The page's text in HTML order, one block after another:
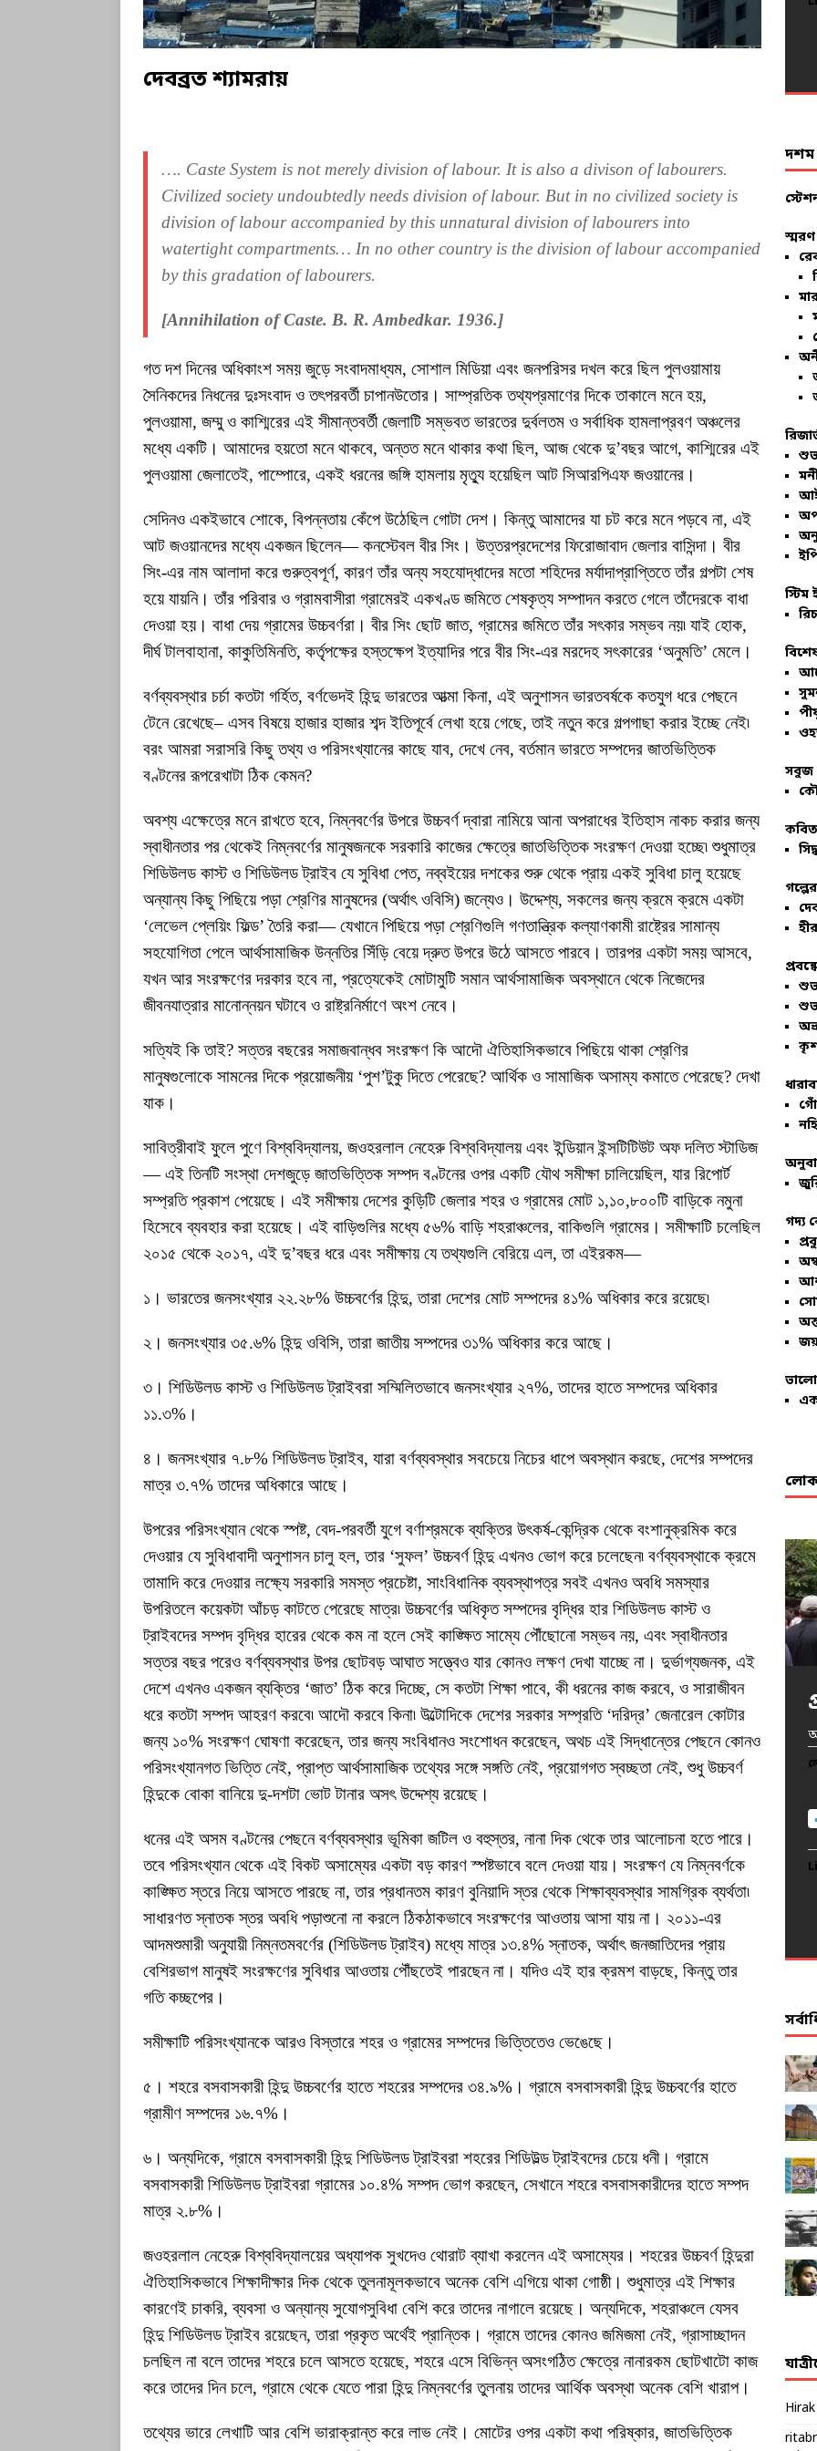
দেবব্রত শ্যামরায়
…. Caste System is not merely division of labour. It is also a divison of labourers.
Civilized society undoubtedly needs division of labour. But in no civilized society is
division of labour accompanied by this unnatural division of labourers into
watertight compartments… In no other country is the division of labour accompanied
by this gradation of labourers.
[Annihilation of Caste. B. R. Ambedkar. 1936.]
গত দশ দিনের অধিকাংশ সময় জুড়ে সংবাদমাধ্যম, সোশাল মিডিয়া এবং জনপরিসর দখল করে ছিল পুলওয়ামায়
সৈনিকদের নিধনের দুঃসংবাদ ও তৎপরবর্তী চাপানউতোর। সাম্প্রতিক তথ্যপ্রমাণের দিকে তাকালে মনে হয়,
পুলওয়ামা, জম্মু ও কাশ্মিরের এই সীমান্তবর্তী জেলাটি সম্ভবত ভারতের দুর্বলতম ও সর্বাধিক হামলাপ্রবণ অঞ্চলের
মধ্যে একটি। আমাদের হয়তো মনে থাকবে, অন্তত মনে থাকার কথা ছিল, আজ থেকে দু’বছর আগে, কাশ্মিরের এই
পুলওয়ামা জেলাতেই, পাম্পোরে, একই ধরনের জঙ্গি হামলায় মৃত্যু হয়েছিল আট সিআরপিএফ জওয়ানের।
সেদিনও একইভাবে শোকে, বিপন্নতায় কেঁপে উঠেছিল গোটা দেশ। কিন্তু আমাদের যা চট করে মনে পড়বে না, এই
আট জওয়ানদের মধ্যে একজন ছিলেন— কনস্টেবল বীর সিং। উত্তরপ্রদেশের ফিরোজাবাদ জেলার বাসিন্দা। বীর
সিং-এর নাম আলাদা করে গুরুত্বপূর্ণ, কারণ তাঁর অন্য সহযোদ্ধাদের মতো শহিদের মর্যাদাপ্রাপ্তিতে তাঁর গল্পটা শেষ
হয়ে যায়নি। তাঁর পরিবার ও গ্রামবাসীরা গ্রামেরই একখণ্ড জমিতে শেষকৃত্য সম্পাদন করতে গেলে তাঁদেরকে বাধা
দেওয়া হয়। বাধা দেয় গ্রামের উচ্চবর্ণরা। বীর সিং ছোট জাত, গ্রামের জমিতে তাঁর সৎকার সম্ভব নয়৷ যাই হোক,
দীর্ঘ টালবাহানা, কাকুতিমিনতি, কর্তৃপক্ষের হস্তক্ষেপ ইত্যাদির পরে বীর সিং-এর মরদেহ সৎকারের ‘অনুমতি’ মেলে।
বর্ণব্যবস্থার চর্চা কতটা গর্হিত, বর্ণভেদই হিন্দু ভারতের আত্মা কিনা, এই অনুশাসন ভারতবর্ষকে কতযুগ ধরে পেছনে
টেনে রেখেছে– এসব বিষয়ে হাজার হাজার শব্দ ইতিপূর্বে লেখা হয়ে গেছে, তাই নতুন করে গল্পগাছা করার ইচ্ছে নেই৷
বরং আমরা সরাসরি কিছু তথ্য ও পরিসংখ্যানের কাছে যাব, দেখে নেব, বর্তমান ভারতে সম্পদের জাতভিত্তিক
বণ্টনের রূপরেখাটা ঠিক কেমন?
অবশ্য এক্ষেত্রে মনে রাখতে হবে, নিম্নবর্ণের উপরে উচ্চবর্ণ দ্বারা নামিয়ে আনা অপরাধের ইতিহাস নাকচ করার জন্য
স্বাধীনতার পর থেকেই নিম্নবর্ণের মানুষজনকে সরকারি কাজের ক্ষেত্রে জাতভিত্তিক সংরক্ষণ দেওয়া হচ্ছে৷ শুধুমাত্র
শিডিউলড কাস্ট ও শিডিউলড ট্রাইব যে সুবিধা পেত, নব্বইয়ের দশকের শুরু থেকে প্রায় একই সুবিধা চালু হয়েছে
অন্যান্য কিছু পিছিয়ে পড়া শ্রেণির মানুষদের (অর্থাৎ ওবিসি) জন্যেও। উদ্দেশ্য, সকলের জন্য ক্রমে ক্রমে একটা
‘লেভেল প্লেয়িং ফিল্ড’ তৈরি করা— যেখানে পিছিয়ে পড়া শ্রেণিগুলি গণতান্ত্রিক কল্যাণকামী রাষ্ট্রের সামান্য
সহযোগিতা পেলে আর্থসামাজিক উন্নতির সিঁড়ি বেয়ে দ্রুত উপরে উঠে আসতে পারবে। তারপর একটা সময় আসবে,
যখন আর সংরক্ষণের দরকার হবে না, প্রত্যেকেই মোটামুটি সমান আর্থসামাজিক অবস্থানে থেকে নিজেদের
জীবনযাত্রার মানোন্নয়ন ঘটাবে ও রাষ্ট্রনির্মাণে অংশ নেবে।
সত্যিই কি তাই? সত্তর বছরের সমাজবান্ধব সংরক্ষণ কি আদৌ ঐতিহাসিকভাবে পিছিয়ে থাকা শ্রেণির
মানুষগুলোকে সামনের দিকে প্রয়োজনীয় ‘পুশ’টুকু দিতে পেরেছে? আর্থিক ও সামাজিক অসাম্য কমাতে পেরেছে? দেখা
যাক।
সাবিত্রীবাই ফুলে পুণে বিশ্ববিদ্যালয়, জওহরলাল নেহেরু বিশ্ববিদ্যালয় এবং ইন্ডিয়ান ইন্সটিটিউট অফ দলিত স্টাডিজ
— এই তিনটি সংস্থা দেশজুড়ে জাতভিত্তিক সম্পদ বণ্টনের ওপর একটি যৌথ সমীক্ষা চালিয়েছিল, যার রিপোর্ট
সম্প্রতি প্রকাশ পেয়েছে। এই সমীক্ষায় দেশের কুড়িটি জেলার শহর ও গ্রামের মোট ১,১০,৮০০টি বাড়িকে নমুনা
হিসেবে ব্যবহার করা হয়েছে। এই বাড়িগুলির মধ্যে ৫৬% বাড়ি শহরাঞ্চলের, বাকিগুলি গ্রামের। সমীক্ষাটি চলেছিল
২০১৫ থেকে ২০১৭, এই দু’বছর ধরে এবং সমীক্ষায় যে তথ্যগুলি বেরিয়ে এল, তা এইরকম—
১। ভারতের জনসংখ্যার ২২.২৮% উচ্চবর্ণের হিন্দু, তারা দেশের মোট সম্পদের ৪১% অধিকার করে রয়েছে৷
২। জনসংখ্যার ৩৫.৬% হিন্দু ওবিসি, তারা জাতীয় সম্পদের ৩১% অধিকার করে আছে।
৩। শিডিউলড কাস্ট ও শিডিউলড ট্রাইবরা সম্মিলিতভাবে জনসংখ্যার ২৭%, তাদের হাতে সম্পদের অধিকার
১১.৩%।
৪। জনসংখ্যার ৭.৮% শিডিউলড ট্রাইব, যারা বর্ণব্যবস্থার সবচেয়ে নিচের ধাপে অবস্থান করছে, দেশের সম্পদের
মাত্র ৩.৭% তাদের অধিকারে আছে।
উপরের পরিসংখ্যান থেকে স্পষ্ট, বেদ-পরবর্তী যুগে বর্ণাশ্রমকে ব্যক্তির উৎকর্ষ-কেন্দ্রিক থেকে বংশানুক্রমিক করে
দেওয়ার যে সুবিধাবাদী অনুশাসন চালু হল, তার ‘সুফল’ উচ্চবর্ণ হিন্দু এখনও ভোগ করে চলেছেন৷ বর্ণব্যবস্থাকে ক্রমে
তামাদি করে দেওয়ার লক্ষ্যে সরকারি সমস্ত প্রচেষ্টা, সাংবিধানিক ব্যবস্থাপত্র সবই এখনও অবধি সমস্যার
উপরিতলে কয়েকটা আঁচড় কাটতে পেরেছে মাত্র৷ উচ্চবর্ণের অধিকৃত সম্পদের বৃদ্ধির হার শিডিউলড কাস্ট ও
ট্রাইবদের সম্পদ বৃদ্ধির হারের থেকে কম না হলে সেই কাঙ্ক্ষিত সাম্যে পৌঁছোনো সম্ভব নয়, এবং স্বাধীনতার
সত্তর বছর পরেও বর্ণব্যবস্থার উপর ছোটবড় আঘাত সত্ত্বেও যার কোনও লক্ষণ দেখা যাচ্ছে না। দুর্ভাগ্যজনক, এই
দেশে এখনও একজন ব্যক্তির ‘জাত’ ঠিক করে দিচ্ছে, সে কতটা শিক্ষা পাবে, কী ধরনের কাজ করবে, ও সারাজীবন
ধরে কতটা সম্পদ আহরণ করবে৷ আদৌ করবে কিনা৷ উল্টোদিকে দেশের সরকার সম্প্রতি ‘দরিদ্র’ জেনারেল কোটার
জন্য ১০% সংরক্ষণ ঘোষণা করেছেন, তার জন্য সংবিধানও সংশোধন করেছেন, অথচ এই সিদ্ধান্তের পেছনে কোনও
পরিসংখ্যানগত ভিত্তি নেই, প্রাপ্ত আর্থসামাজিক তথ্যের সঙ্গে সঙ্গতি নেই, প্রয়োগগত স্বচ্ছতা নেই, শুধু উচ্চবর্ণ
হিন্দুকে বোকা বানিয়ে দু-দশটা ভোট টানার অসৎ উদ্দেশ্য রয়েছে।
ধনের এই অসম বণ্টনের পেছনে বর্ণব্যবস্থার ভূমিকা জটিল ও বহুস্তর, নানা দিক থেকে তার আলোচনা হতে পারে।
তবে পরিসংখ্যান থেকে এই বিকট অসাম্যের একটা বড় কারণ স্পষ্টভাবে বলে দেওয়া যায়। সংরক্ষণ যে নিম্নবর্ণকে
কাঙ্ক্ষিত স্তরে নিয়ে আসতে পারছে না, তার প্রধানতম কারণ বুনিয়াদি স্তর থেকে শিক্ষাব্যবস্থার সামগ্রিক ব্যর্থতা৷
সাধারণত স্নাতক স্তর অবধি পড়াশুনো না করলে ঠিকঠাকভাবে সংরক্ষণের আওতায় আসা যায় না। ২০১১-এর
আদমশুমারী অনুযায়ী নিম্নতমবর্ণের (শিডিউলড ট্রাইব) মধ্যে মাত্র ১৩.৪% স্নাতক, অর্থাৎ জনজাতিদের প্রায়
বেশিরভাগ মানুষই সংরক্ষণের সুবিধার আওতায় পৌঁছতেই পারছেন না। যদিও এই হার ক্রমশ বাড়ছে, কিন্তু তার
গতি কচ্ছপের।
সমীক্ষাটি পরিসংখ্যানকে আরও বিস্তারে শহর ও গ্রামের সম্পদের ভিত্তিতেও ভেঙেছে।
৫। শহরে বসবাসকারী হিন্দু উচ্চবর্ণের হাতে শহরের সম্পদের ৩৪.৯%। গ্রামে বসবাসকারী হিন্দু উচ্চবর্ণের হাতে
গ্রামীণ সম্পদের ১৬.৭%।
৬। অন্যদিকে, গ্রামে বসবাসকারী হিন্দু শিডিউলড ট্রাইবরা শহরের শিডিউল্ড ট্রাইবদের চেয়ে ধনী। গ্রামে
বসবাসকারী শিডিউলড ট্রাইবরা গ্রামের ১০.৪% সম্পদ ভোগ করছেন, সেখানে শহরে বসবাসকারীদের হাতে সম্পদ
মাত্র ২.৮%।
জওহরলাল নেহেরু বিশ্ববিদ্যালয়ের অধ্যাপক সুখদেও থোরাট ব্যাখা করলেন এই অসাম্যের। শহরের উচ্চবর্ণ হিন্দুরা
ঐতিহাসিকভাবে শিক্ষাদীক্ষার দিক থেকে তুলনামূলকভাবে অনেক বেশি এগিয়ে থাকা গোষ্ঠী। শুধুমাত্র এই শিক্ষার
কারণেই চাকরি, ব্যবসা ও অন্যান্য সুযোগসুবিধা বেশি করে তাদের নাগালে রয়েছে। অন্যদিকে, শহরাঞ্চলে যেসব
হিন্দু শিডিউলড ট্রাইব রয়েছেন, তারা প্রকৃত অর্থেই প্রান্তিক। গ্রামে তাদের কোনও জমিজমা নেই, গ্রাসাচ্ছাদন
চলছিল না বলে তাদের শহরে চলে আসতে হয়েছে, শহরে এসে বিভিন্ন অসংগঠিত ক্ষেত্রে নানারকম ছোটখাটো কাজ
করে তাদের দিন চলে, গ্রামে থেকে যেতে পারা হিন্দু নিম্নবর্ণের তুলনায় তাদের আর্থিক অবস্থা অনেক বেশি খারাপ।
তথ্যের ভারে লেখাটি আর বেশি ভারাক্রান্ত করে লাভ নেই। মোটের ওপর একটা কথা পরিষ্কার, জাতভিত্তিক
দশম
স্মরণ
স্টিম
সবুজ
গদ্য